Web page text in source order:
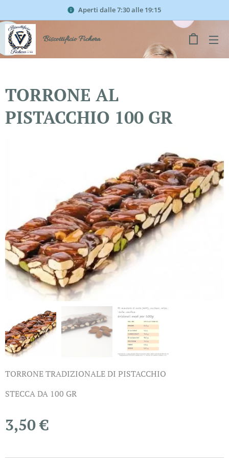
Aperti dalle 7:30 alle 19:15
Biscottificio Fichera
TORRONE AL
PISTACCHIO 100 GR
TORRONE TRADIZIONALE DI PISTACCHIO
STECCA DA 100 GR
3,50€